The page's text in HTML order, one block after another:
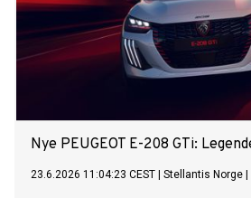
Nye PEUGEOT E-208 GTi:
23.6.2026 11:04:23 CEST Stellantis Norge